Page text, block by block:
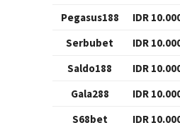
Pegasus188
IDR
Serbubet
IDR
Saldo188
IDR
Gala288
IDR
S68bet
IDR